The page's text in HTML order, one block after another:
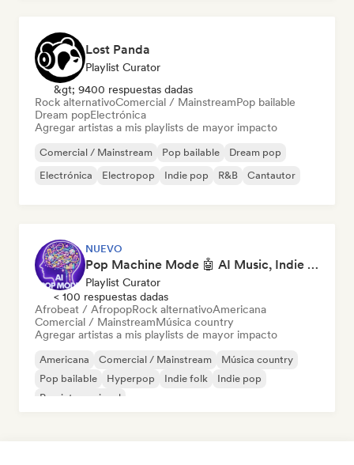
Lost Panda
Playlist Curator
&gt; 9400 respuestas dadas
Rock alternativoComercial / MainstreamPop bailable
Dream popElectrónica
Agregar artistas a mis playlists de mayor impacto
Comercial / Mainstream Pop bailable
Dream pop
Electrónica
Electropop Indie pop R&B Cantautor
NUEVO
Pop Machine Mode 🤖 AI Music, Indie Pop & Dream Pop
Playlist Curator
< 100 respuestas dadas
Afrobeat / AfropopRock alternativoAmericana
Comercial / MainstreamMúsica country
Agregar artistas a mis playlists de mayor impacto
Americana Comercial / Mainstream
Música country
Pop bailable
Hyperpop Indie folk
Indie pop
Pop internacional